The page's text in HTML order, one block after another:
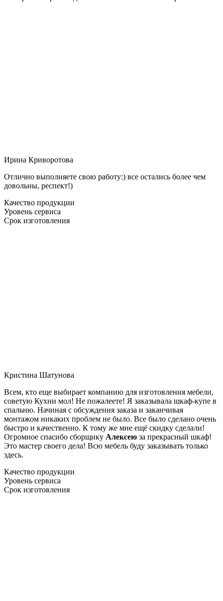
Ирина Криворотова
Отлично выполняете свою работу:) все остались более чем
довольны, респект!)
Качество продукции
Уровень сервиса
Срок изготовления
Кристина Шатунова
Всем, кто еще выбирает компанию для изготовления мебели,
советую Кухни мол! Не пожалеете! Я заказывала шкаф-купе в
спальню. Начиная с обсуждения заказа и заканчивая
монтажом никаких проблем не было. Все было сделано очень
быстро и качественно. К тому же мне ещё скидку сделали!
Огромное спасибо сборщику Алексею за прекрасный шкаф!
Это мастер своего дела! Всю мебель буду заказывать только
здесь.
Качество продукции
Уровень сервиса
Срок изготовления